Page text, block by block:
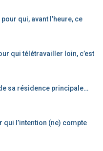
qui, avant l’heure, ce
qui télétravailler loin, c’est
sa résidence principale…
qui l’intention (ne) compte